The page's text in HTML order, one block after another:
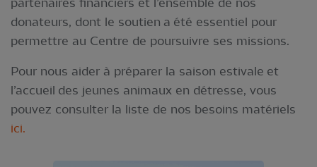
partenaires financiers et l’ensemble de nos
donateurs, dont le soutien a été essentiel pour
permettre au Centre de poursuivre ses missions.
Pour nous aider à préparer la saison estivale et
l’accueil des jeunes animaux en détresse, vous
pouvez consulter la liste de nos besoins matériels
ici.